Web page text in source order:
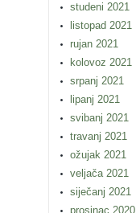
studeni 2021
listopad 2021
rujan 2021
kolovoz 2021
srpanj 2021
lipanj 2021
svibanj 2021
travanj 2021
ožujak 2021
veljača 2021
siječanj 2021
prosinac 2020